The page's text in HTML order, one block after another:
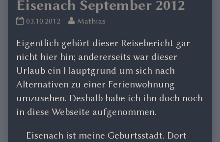
Eisenach September 2012
Eisenach
2012
published
on
03.10.2012
Read
posts
by
author
of
Eisenach
September
Mathias
Eigentlich gehört dieser Reisebericht gar
nicht hier hin; andererseits war dieser
Urlaub ein Hauptgrund um sich nach
Alternativen zu einer Ferienwohnung
umzusehen. Deshalb habe ich ihn doch noch
in diese Webseite aufgenommen.
Eisenach ist meine Geburtsstadt. Dort